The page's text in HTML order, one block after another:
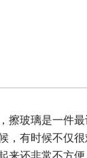
擦玻璃是一件
，有时候不仅很